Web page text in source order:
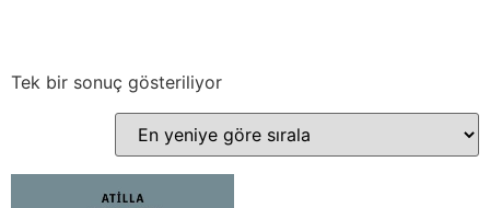
Tek bir sonuç gösteriliyor